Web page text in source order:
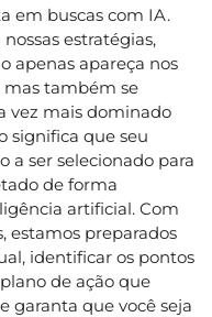
em buscas com IA.
estratégias,
apenas apareça nos
mas também se
vez mais dominado
significa que seu
a ser selecionado para
de forma
artificial. Com
estamos preparados
identificar os pontos
de ação que
garanta que você seja